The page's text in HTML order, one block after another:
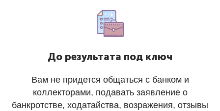
До результата под ключ
Вам не придется общаться с банком и
коллекторами, подавать заявление о
банкротстве, ходатайства, возражения, отзывы